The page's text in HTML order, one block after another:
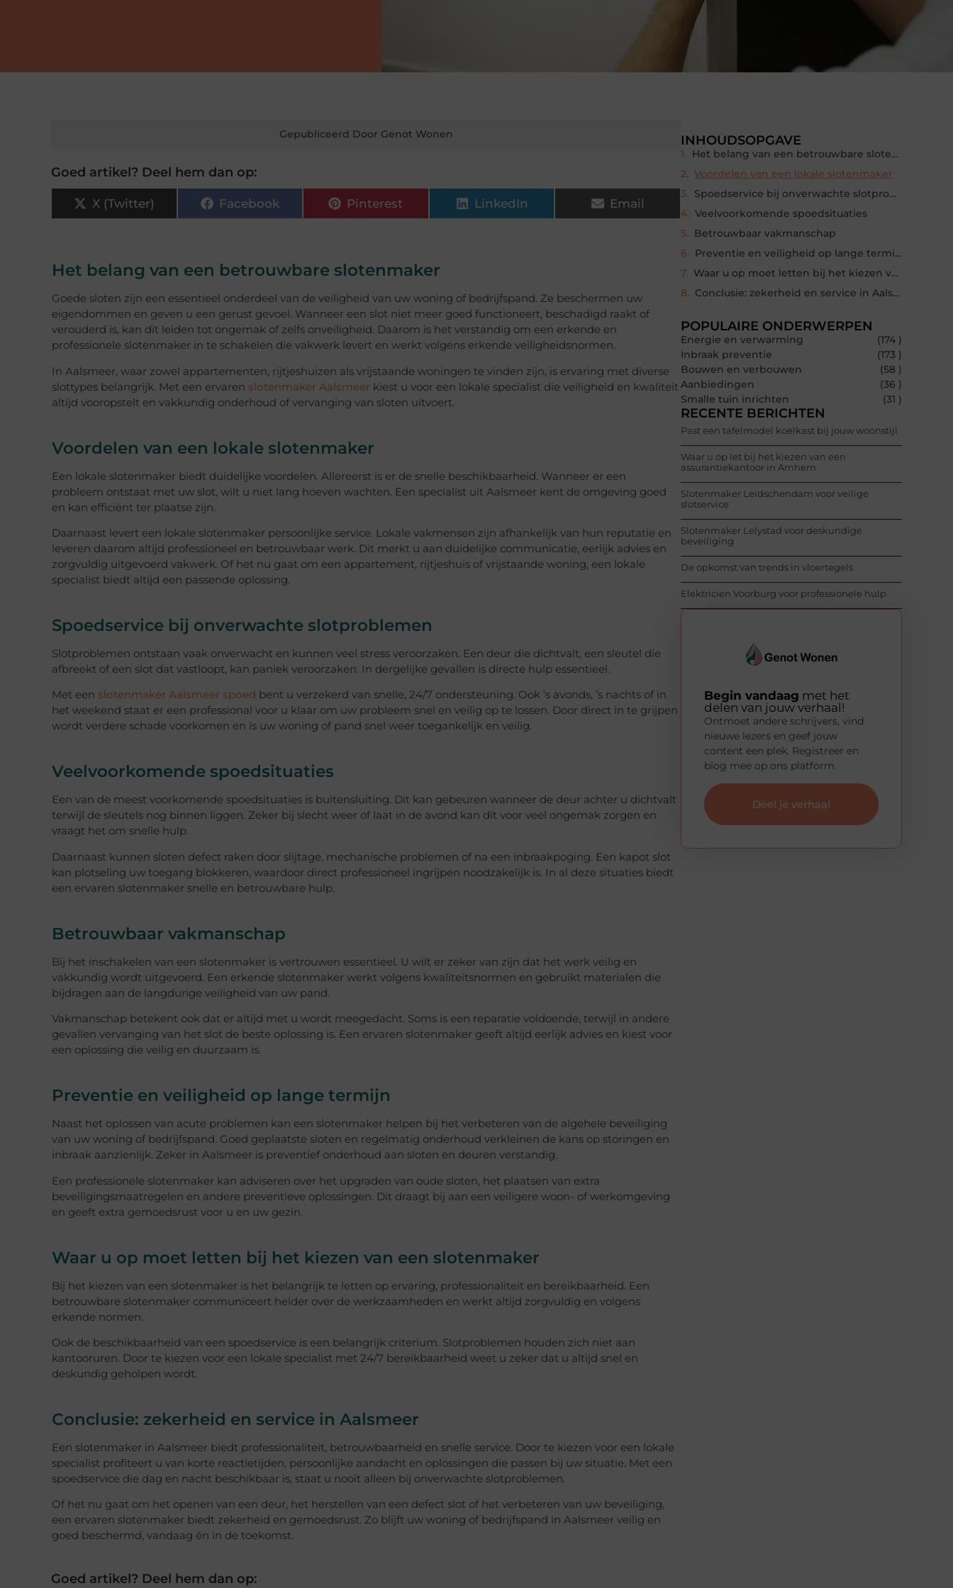
Gepubliceerd Door Genot Wonen
Goed artikel? Deel hem dan op:
X (Twitter) Facebook Pinterest LinkedIn Email
Het belang van een betrouwbare slotenmaker
Goede sloten zijn een essentieel onderdeel van de veiligheid van uw woning of bedrijfspand. Ze beschermen uw
eigendommen en geven u een gerust gevoel. Wanneer een slot niet meer goed functioneert, beschadigd raakt of
verouderd is, kan dit leiden tot ongemak of zelfs onveiligheid. Daarom is het verstandig om een erkende en
professionele slotenmaker in te schakelen die vakwerk levert en werkt volgens erkende veiligheidsnormen.
In Aalsmeer, waar zowel appartementen, rijtjeshuizen als vrijstaande woningen te vinden zijn, is ervaring met diverse
slottypes belangrijk. Met een ervaren slotenmaker Aalsmeer kiest u voor een lokale specialist die veiligheid en kwaliteit
altijd vooropstelt en vakkundig onderhoud of vervanging van sloten uitvoert.
Voordelen van een lokale slotenmaker
Een lokale slotenmaker biedt duidelijke voordelen. Allereerst is er de snelle beschikbaarheid. Wanneer er een
probleem ontstaat met uw slot, wilt u niet lang hoeven wachten. Een specialist uit Aalsmeer kent de omgeving goed
en kan efficiënt ter plaatse zijn.
Daarnaast levert een lokale slotenmaker persoonlijke service. Lokale vakmensen zijn afhankelijk van hun reputatie en
leveren daarom altijd professioneel en betrouwbaar werk. Dit merkt u aan duidelijke communicatie, eerlijk advies en
zorgvuldig uitgevoerd vakwerk. Of het nu gaat om een appartement, rijtjeshuis of vrijstaande woning, een lokale
specialist biedt altijd een passende oplossing.
Spoedservice bij onverwachte slotproblemen
Slotproblemen ontstaan vaak onverwacht en kunnen veel stress veroorzaken. Een deur die dichtvalt, een sleutel die
afbreekt of een slot dat vastloopt, kan paniek veroorzaken. In dergelijke gevallen is directe hulp essentieel.
Met een slotenmaker Aalsmeer spoed bent u verzekerd van snelle, 24/7 ondersteuning. Ook ’s avonds, ’s nachts of in
het weekend staat er een professional voor u klaar om uw probleem snel en veilig op te lossen. Door direct in te grijpen
wordt verdere schade voorkomen en is uw woning of pand snel weer toegankelijk en veilig.
Veelvoorkomende spoedsituaties
Een van de meest voorkomende spoedsituaties is buitensluiting. Dit kan gebeuren wanneer de deur achter u dichtvalt
terwijl de sleutels nog binnen liggen. Zeker bij slecht weer of laat in de avond kan dit voor veel ongemak zorgen en
vraagt het om snelle hulp.
Daarnaast kunnen sloten defect raken door slijtage, mechanische problemen of na een inbraakpoging. Een kapot slot
kan plotseling uw toegang blokkeren, waardoor direct professioneel ingrijpen noodzakelijk is. In al deze situaties biedt
een ervaren slotenmaker snelle en betrouwbare hulp.
Betrouwbaar vakmanschap
Bij het inschakelen van een slotenmaker is vertrouwen essentieel. U wilt er zeker van zijn dat het werk veilig en
vakkundig wordt uitgevoerd. Een erkende slotenmaker werkt volgens kwaliteitsnormen en gebruikt materialen die
bijdragen aan de langdurige veiligheid van uw pand.
Vakmanschap betekent ook dat er altijd met u wordt meegedacht. Soms is een reparatie voldoende, terwijl in andere
gevallen vervanging van het slot de beste oplossing is. Een ervaren slotenmaker geeft altijd eerlijk advies en kiest voor
een oplossing die veilig en duurzaam is.
Preventie en veiligheid op lange termijn
Naast het oplossen van acute problemen kan een slotenmaker helpen bij het verbeteren van de algehele beveiliging
van uw woning of bedrijfspand. Goed geplaatste sloten en regelmatig onderhoud verkleinen de kans op storingen en
inbraak aanzienlijk. Zeker in Aalsmeer is preventief onderhoud aan sloten en deuren verstandig.
Een professionele slotenmaker kan adviseren over het upgraden van oude sloten, het plaatsen van extra
beveiligingsmaatregelen en andere preventieve oplossingen. Dit draagt bij aan een veiligere woon- of werkomgeving
en geeft extra gemoedsrust voor u en uw gezin.
Waar u op moet letten bij het kiezen van een slotenmaker
Bij het kiezen van een slotenmaker is het belangrijk te letten op ervaring, professionaliteit en bereikbaarheid. Een
betrouwbare slotenmaker communiceert helder over de werkzaamheden en werkt altijd zorgvuldig en volgens
erkende normen.
Ook de beschikbaarheid van een spoedservice is een belangrijk criterium. Slotproblemen houden zich niet aan
kantooruren. Door te kiezen voor een lokale specialist met 24/7 bereikbaarheid weet u zeker dat u altijd snel en
deskundig geholpen wordt.
Conclusie: zekerheid en service in Aalsmeer
Een slotenmaker in Aalsmeer biedt professionaliteit, betrouwbaarheid en snelle service. Door te kiezen voor een lokale
specialist profiteert u van korte reactietijden, persoonlijke aandacht en oplossingen die passen bij uw situatie. Met een
spoedservice die dag en nacht beschikbaar is, staat u nooit alleen bij onverwachte slotproblemen.
Of het nu gaat om het openen van een deur, het herstellen van een defect slot of het verbeteren van uw beveiliging,
een ervaren slotenmaker biedt zekerheid en gemoedsrust. Zo blijft uw woning of bedrijfspand in Aalsmeer veilig en
goed beschermd, vandaag én in de toekomst.
Goed artikel? Deel hem dan op:
INHOUDSOPGAVE
Het belang van een betrouwbare slotenmaker
Voordelen van een lokale slotenmaker
Spoedservice bij onverwachte slotproblemen
Veelvoorkomende spoedsituaties
Betrouwbaar vakmanschap
Preventie en veiligheid op lange termijn
Waar u op moet letten bij het kiezen van een slotenmaker
Conclusie: zekerheid en service in Aalsmeer
POPULAIRE ONDERWERPEN
Energie en verwarming
(174 )
Inbraak preventie
(173 )
Bouwen en verbouwen
(58 )
Aanbiedingen
(36 )
Smalle tuin inrichten
(31 )
RECENTE BERICHTEN
Past een tafelmodel koelkast bij jouw woonstijl
Waar u op let bij het kiezen van een
assurantiekantoor in Arnhem
Slotenmaker Leidschendam voor veilige
slotservice
Slotenmaker Lelystad voor deskundige
beveiliging
De opkomst van trends in vloertegels
Elektricien Voorburg voor professionele hulp
Begin vandaag met het
delen van jouw verhaal!
Ontmoet andere schrijvers, vind
nieuwe lezers en geef jouw
content een plek. Registreer en
blog mee op ons platform.
Deel je verhaal